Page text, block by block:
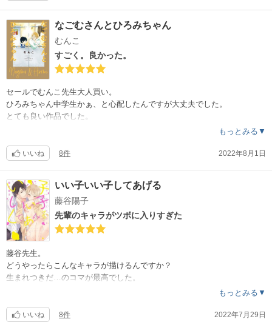
なごむさんとひろみちゃん
むんこ
すごく。良かった。
セールでむんこ先生大人買い。
ひろみちゃん中学生かぁ、と心配したんですが大丈夫でした。
とても良い作品でした。
その一つ一つが胸に刺さる。
もっとみる▼
いいね 8件 2022年8月1日
いい子いい子してあげる
藤谷陽子
先輩のキャラがツボに入りすぎた
藤谷先生。
どうやったらこんなキャラが描けるんですか？
生まれつきだ…のコマが最高でした。
みが分かれるかもしれません。
もっとみる▼
いいね 8件 2022年7月29日